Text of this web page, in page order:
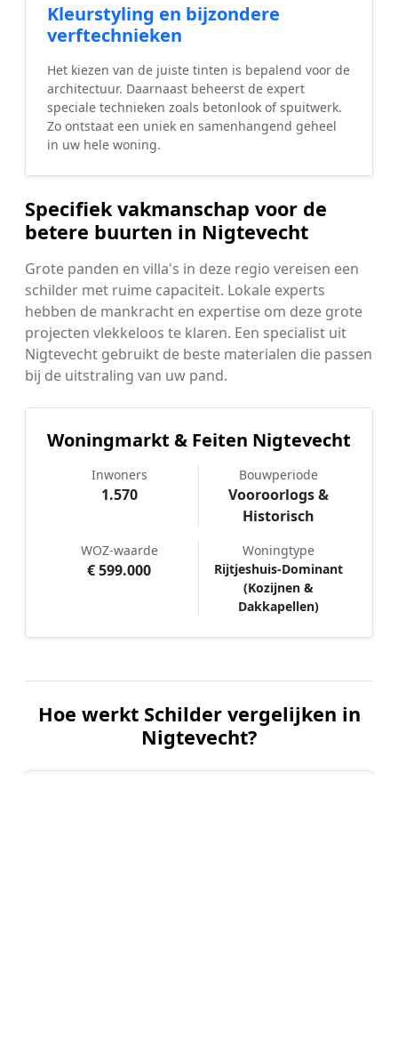
Kleurstyling en bijzondere
verftechnieken
Het kiezen van de juiste tinten is bepalend voor de
architectuur. Daarnaast beheerst de expert
speciale technieken zoals betonlook of spuitwerk.
Zo ontstaat een uniek en samenhangend geheel
in uw hele woning.
Specifiek vakmanschap voor de
betere buurten in Nigtevecht
Grote panden en villa's in deze regio vereisen een
schilder met ruime capaciteit. Lokale experts
hebben de mankracht en expertise om deze grote
projecten vlekkeloos te klaren. Een specialist uit
Nigtevecht gebruikt de beste materialen die passen
bij de uitstraling van uw pand.
Woningmarkt & Feiten Nigtevecht
Inwoners
1.570
Bouwperiode
Vooroorlogs &
Historisch
WOZ-waarde
€ 599.000
Woningtype
Rijtjeshuis-Dominant
(Kozijnen &
Dakkapellen)
Hoe werkt Schilder vergelijken in
Nigtevecht?